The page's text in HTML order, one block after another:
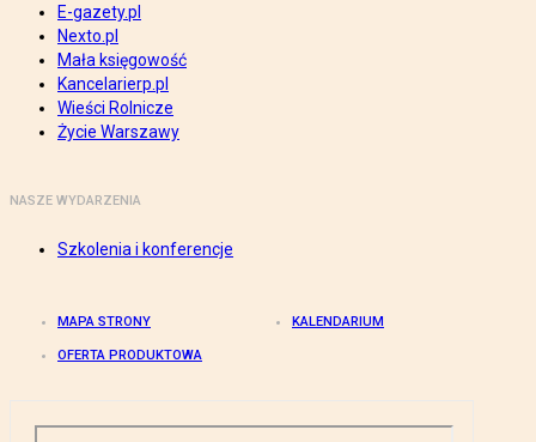
E-gazety.pl
Nexto.pl
Mała księgowość
Kancelarierp.pl
Wieści Rolnicze
Życie Warszawy
NASZE WYDARZENIA
Szkolenia i konferencje
MAPA STRONY KALENDARIUM
OFERTA PRODUKTOWA